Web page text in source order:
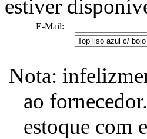
estiver
E-Mail:
Nota:
ao
estoque com